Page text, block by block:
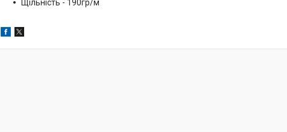
Щільність - 190гр/м